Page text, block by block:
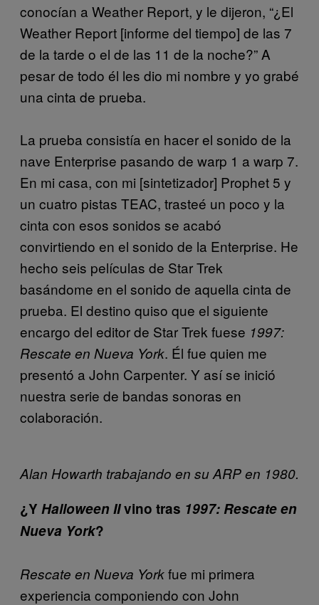
conocían a Weather Report, y le dijeron, “¿El
Weather Report [informe del tiempo] de las 7
de la tarde o el de las 11 de la noche?” A
pesar de todo él les dio mi nombre y yo grabé
una cinta de prueba.
La prueba consistía en hacer el sonido de la
nave Enterprise pasando de warp 1 a warp 7.
En mi casa, con mi [sintetizador] Prophet 5 y
un cuatro pistas TEAC, trasteé un poco y la
cinta con esos sonidos se acabó
convirtiendo en el sonido de la Enterprise. He
hecho seis películas de Star Trek
basándome en el sonido de aquella cinta de
prueba. El destino quiso que el siguiente
encargo del editor de Star Trek fuese 1997:
Rescate en Nueva York. Él fue quien me
presentó a John Carpenter. Y así se inició
nuestra serie de bandas sonoras en
colaboración.
Alan Howarth trabajando en su ARP en 1980.
¿Y Halloween IIvino tras 1997: Rescate en
Nueva York?
Rescate en Nueva Yorkfue mi primera
experiencia componiendo con John